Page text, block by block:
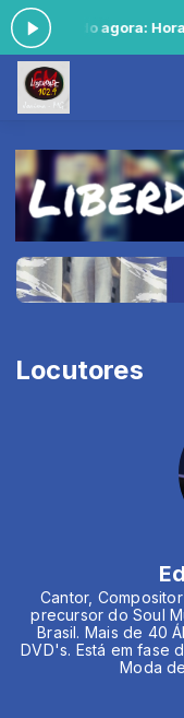
- Tocando agora: Hora
Locutores
Cantor,
precursor do Soul
Brasil. Mais de 40
DVD's. Está em fase
Moda